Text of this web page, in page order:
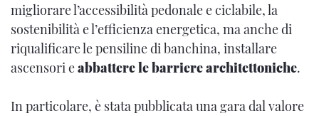
migliorare l’accessibilità pedonale e ciclabile, la
sostenibilità e l’efficienza energetica, ma anche di
riqualificare le pensiline di banchina, installare
ascensori eabbattere le barriere architettoniche.
In particolare, è stata pubblicata una gara dal valore